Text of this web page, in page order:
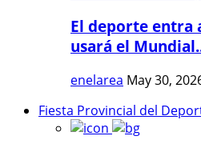
El deporte entra
usará el
enelarea May 30,
Fiesta Provincial del